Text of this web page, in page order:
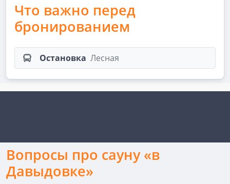
Что важно перед
бронированием
Остановка Лесная
Вопросы про сауну «в
Давыдовке»